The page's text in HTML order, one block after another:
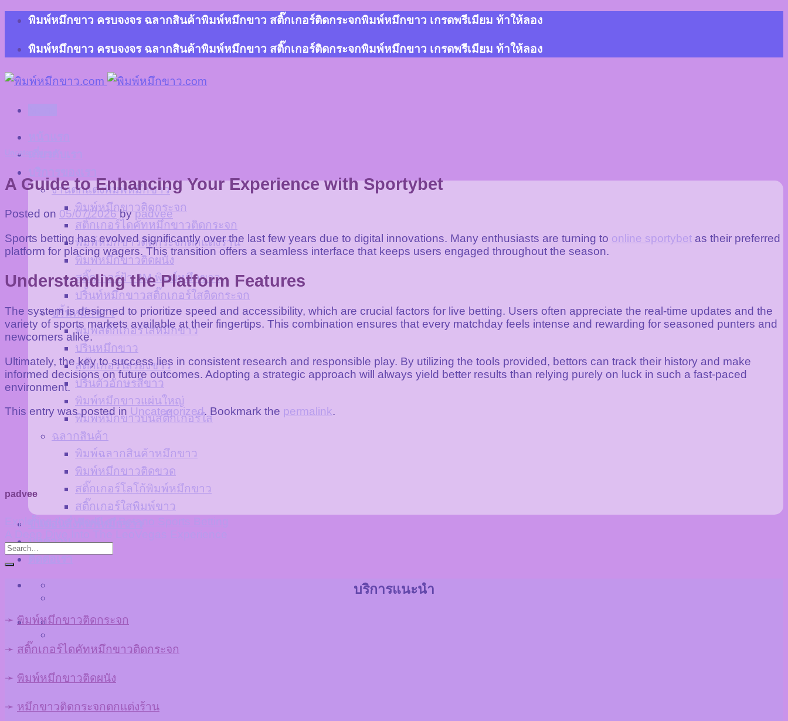
Skip
content
พิมพ์หมึกขาว ครบจงจร ฉลากสินค้าพิมพ์หมึกขาว สติ๊กเกอร์ติดกระจกพิมพ์หมึกขาว เกรดพรีเมียม ท้าให้ลอง
พิมพ์หมึกขาว ครบจงจร ฉลากสินค้าพิมพ์หมึกขาว สติ๊กเกอร์ติดกระจกพิมพ์หมึกขาว เกรดพรีเมียม ท้าให้ลอง
งานตกแต่งพิมพ์หมึกขาว
พิมพ์หมึกขาวติดกระจก
สติ๊กเกอร์ไดคัทหมึกขาวติดกระจก
พิมพ์หมึกขาวติดกระจกตกแต่งร้าน
พิมพ์หมึกขาวติดผนัง
สติ๊กเกอร์ฝ้า 3M พิมพ์หมึกขาว
ปริ้นท์หมึกขาวสติ๊กเกอร์ใสติดกระจก
ปริ้นหมึกขาว
พิมพ์สติ๊กเกอร์ใสหมึกขาว
ปริ้นหมึกขาว
สติ๊กเกอร์ใสรองขาว
ปริ้นตัวอักษรสีขาว
พิมพ์หมึกขาวแผ่นใหญ่
พิมพ์หมึกขาวบนสติ๊กเกอร์ใส
ฉลากสินค้า
พิมพ์ฉลากสินค้าหมึกขาว
พิมพ์หมึกขาวติดขวด
สติ๊กเกอร์โลโก้พิมพ์หมึกขาว
สติ๊กเกอร์ใสพิมพ์ขาว
บทความ
Uncategorized
A Guide to Enhancing Your Experience with Sportybet
Posted on 05/07/2026bypadvee
Sports betting has evolved significantly over the last few years due to digital innovations. Many enthusiasts are turning to online sportybet as their preferred
platform for placing wagers. This transition offers a seamless interface that keeps users engaged throughout the season.
Understanding the Platform Features
The system is designed to prioritize speed and accessibility, which are crucial factors for live betting. Users often appreciate the real-time updates and the
variety of sports markets available at their fingertips. This combination ensures that every matchday feels intense and rewarding for seasoned punters and
newcomers alike.
Ultimately, the key to success lies in consistent research and responsible play. By utilizing the tools provided, bettors can track their history and make
informed decisions on future outcomes. Adopting a strategic approach will always yield better results than relying purely on luck in such a fast-paced
environment.
This entry was posted in Uncategorized. Bookmark the permalink.
padvee
Exploring the World of Betano Sports Betting
บริการแนะนำ
➛ พิมพ์หมึกขาวติดกระจก
➛ สติ๊กเกอร์ไดคัทหมึกขาวติดกระจก
➛ พิมพ์หมึกขาวติดผนัง
➛ หมึกขาวติดกระจกตกแต่งร้าน